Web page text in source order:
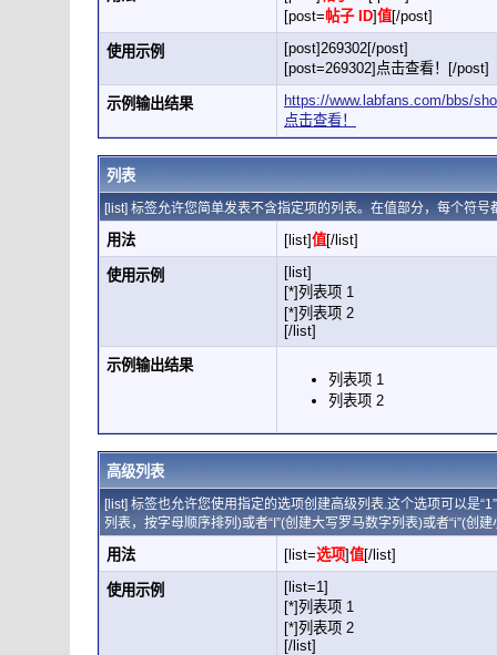
[post=帖子 ID]值[/post]
使用示例
[post]269302[/post]
[post=269302]点击查看！[/post]
示例输出结果
https://www.labfans.com/bbs/
点击查看！
列表
[list] 标签允许您简单发表不含指定项的列表。在值部分，每个符号
用法 [list]值[/list]
使用示例
[list]
[*]列表项 1
[*]列表项 2
[/list]
示例输出结果
列表项 1
列表项 2
高级列表
[list] 标签也允许您使用指定的选项创建高级列表.这个选项可以是
列表，按字母顺序排列)或者“I”(创建大写罗马数字列表)或者“i”(创
用法 [list=选项]值[/list]
使用示例
[list=1]
[*]列表项 1
[*]列表项 2
[/list]